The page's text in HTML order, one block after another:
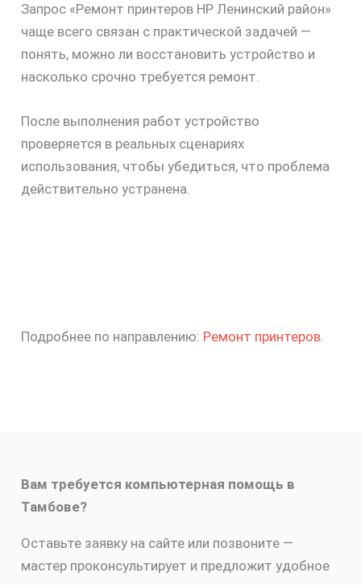
Запрос «Ремонт принтеров HP Ленинский район»
чаще всего связан с практической задачей —
понять, можно ли восстановить устройство и
насколько срочно требуется ремонт.
После выполнения работ устройство
проверяется в реальных сценариях
использования, чтобы убедиться, что проблема
действительно устранена.
Подробнее по направлению: Ремонт принтеров.
Вам требуется компьютерная помощь в
Тамбове?
Оставьте заявку на сайте или позвоните —
мастер проконсультирует и предложит удобное